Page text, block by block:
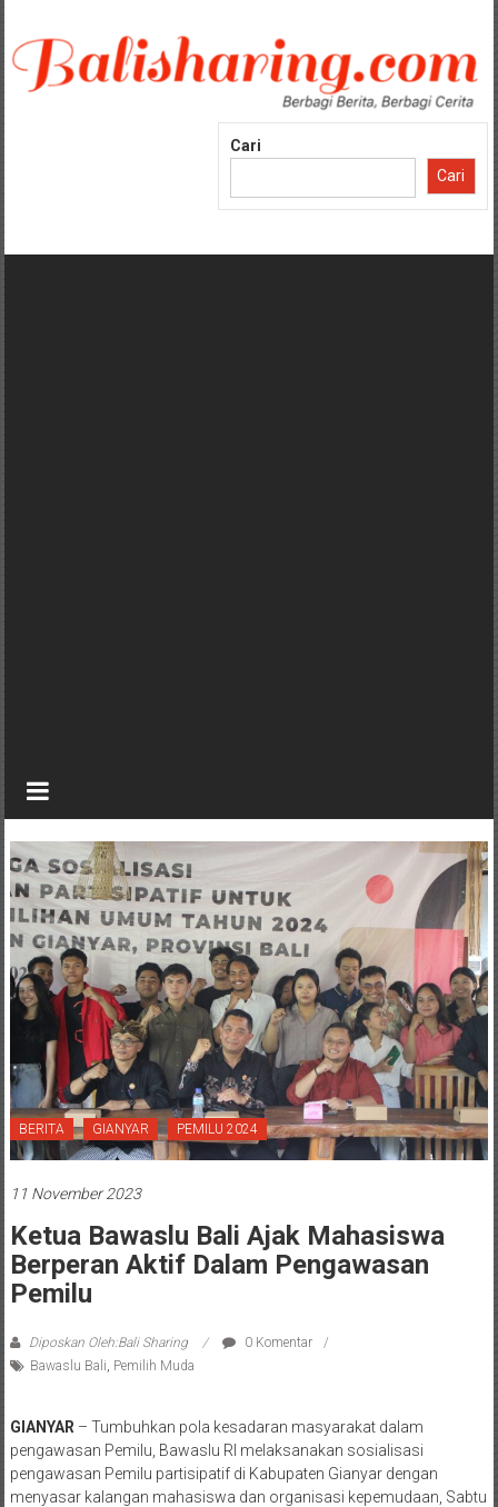
konten
Cari
Cari
BERITA GIANYAR PEMILU 2024
11 November 2023
Ketua Bawaslu Bali Ajak Mahasiswa
Berperan Aktif Dalam Pengawasan
Pemilu
Diposkan Oleh:Bali Sharing
0 Komentar
Bawaslu Bali, Pemilih Muda
GIANYAR – Tumbuhkan pola kesadaran masyarakat dalam
pengawasan Pemilu, Bawaslu RI melaksanakan sosialisasi
pengawasan Pemilu partisipatif di Kabupaten Gianyar dengan
menyasar kalangan mahasiswa dan organisasi kepemudaan, Sabtu